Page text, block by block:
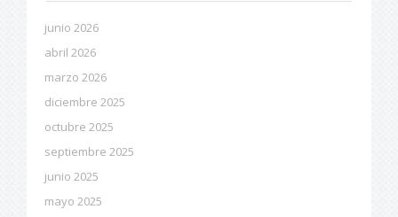
junio 2026
abril 2026
marzo 2026
diciembre 2025
octubre 2025
septiembre 2025
junio 2025
mayo 2025